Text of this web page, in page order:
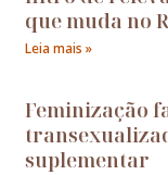
que muda no
Leia mais »
Feminização
suplementar